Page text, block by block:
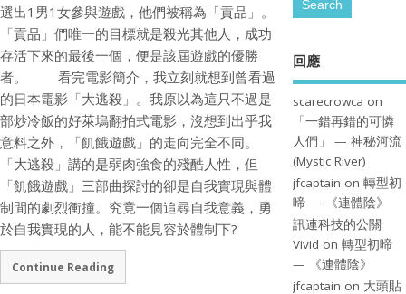
選出1男1女參與遊戲，他們被稱為「貢品」。
「貢品」們唯一的目標就是殺光其他人，成功
存活下來的最後一個，便是該屆遊戲的優勝
者。 看完電影簡介，我立刻就想到曾看過
的日本電影「大逃殺」。我原以為這只不過是
部炒冷飯的好萊塢翻拍式電影，沒想到出乎我
意料之外，「飢餓遊戲」的走向完全不同。
「大逃殺」講的是弱肉強食的殘酷人性，但
「飢餓遊戲」三部曲探討的卻是自我實現與體
制間的劇烈衝撞。究竟一個追尋自我意義，勇
於自我實現的人，能不能見容於體制下?
Continue Reading
回應
scarecrowca on
「一錯再錯的可憐
人們」 — 神秘河流
(Mystic River)
jfcaptain on 轉型初
啼 — 《連體陰》
訊連科技的公關
Vivid on 轉型初啼
— 《連體陰》
jfcaptain on 大頭貼